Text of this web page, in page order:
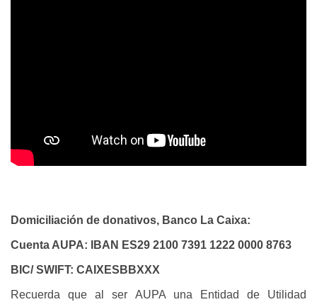
Domiciliación de donativos, Banco La Caixa:
Cuenta AUPA: IBAN ES29 2100 7391 1222 0000 8763
BIC/ SWIFT: CAIXESBBXXX
Recuerda que al ser AUPA una Entidad de Utilidad